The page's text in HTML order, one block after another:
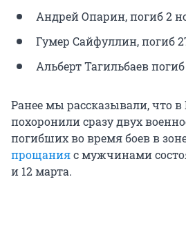
Андрей Опарин, погиб 2
Гумер Сайфуллин, погиб
Альберт Тагильбаев
Ранее мы рассказывали, что
похоронили сразу двух
погибших во время боев в
прощанияс мужчинами
и 12 марта.